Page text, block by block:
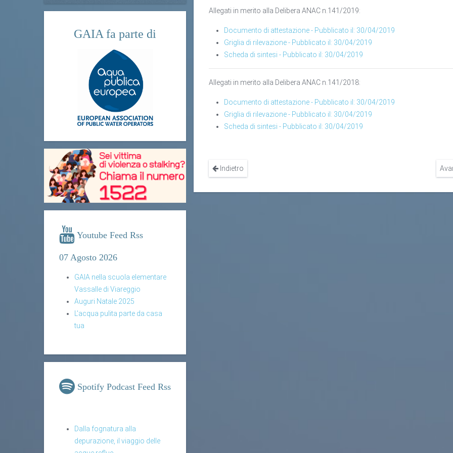
Allegati in merito alla Delibera ANAC n.141/2019:
Documento di attestazione - Pubblicato il: 30/04/2019
Griglia di rilevazione - Pubblicato il: 30/04/2019
Scheda di sintesi - Pubblicato il: 30/04/2019
Allegati in merito alla Delibera ANAC n.141/2018:
Documento di attestazione - Pubblicato il: 30/04/2019
Griglia di rilevazione - Pubblicato il: 30/04/2019
Scheda di sintesi - Pubblicato il: 30/04/2019
Indietro
GAIA fa parte di
Youtube Feed Rss
07 Agosto 2026
GAIA nella scuola elementare
Vassalle di Viareggio
Auguri Natale 2025
L'acqua pulita parte da casa
tua
Spotify Podcast Feed Rss
Dalla fognatura alla
depurazione, il viaggio delle